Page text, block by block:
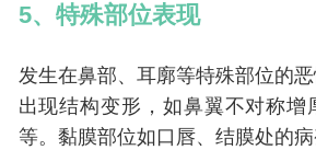
5、特殊部位表现
发生在鼻部、耳廓等特殊部位的
出现结构变形，如鼻翼不对称增
等。黏膜部位如口唇、结膜处的病